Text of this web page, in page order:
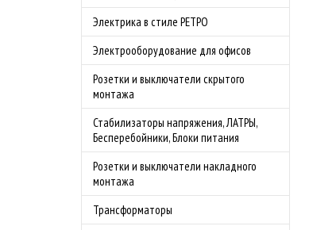
Электрика в стиле РЕТРО
Электрооборудование для офисов
Розетки и выключатели скрытого
монтажа
Стабилизаторы напряжения, ЛАТРЫ,
Бесперебойники, Блоки питания
Розетки и выключатели накладного
монтажа
Трансформаторы